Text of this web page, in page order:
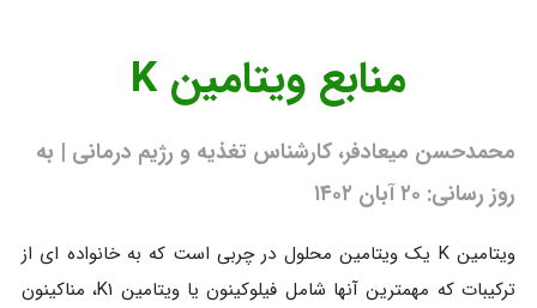
منابع ویتامین K
محمدحسن میعادفر، کارشناس تغذیه و رژیم درمانی | به
روز رسانی: ۲۰ آبان ۱۴۰۲
ویتامین K یک ویتامین محلول در چربی است که به خانواده ای از
ترکیبات که مهمترین آنها شامل فیلوکینون یا ویتامین K۱، مناکینون